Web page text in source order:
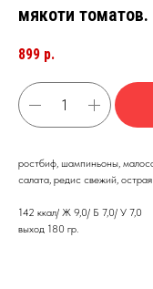
мякоти томатов.
899 р.
ростбиф, шампиньоны,
салата, редис свежий,
142 ккал/ Ж 9,0/ Б 7,0/ У 7,0
выход 180 гр.